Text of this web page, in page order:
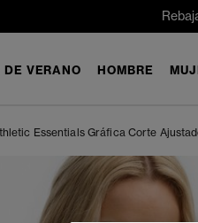
VERANO HOMBRE
Essentials Gráfica Corte